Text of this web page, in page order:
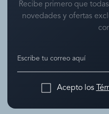
Recibe primero que
novedades y ofertas
Acepto los